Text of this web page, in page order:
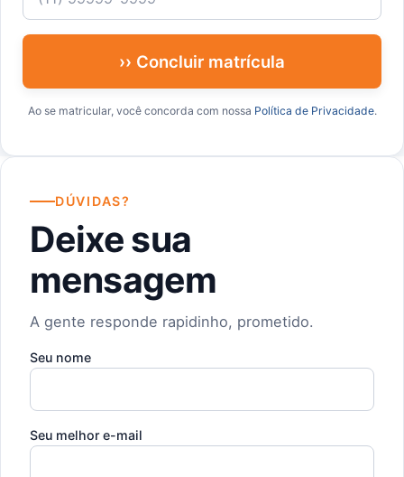
›› Concluir matrícula
Ao se matricular, você concorda com nossa Política de Privacidade.
DÚVIDAS?
Deixe sua
mensagem
A gente responde rapidinho, prometido.
Seu nome
Seu melhor e-mail